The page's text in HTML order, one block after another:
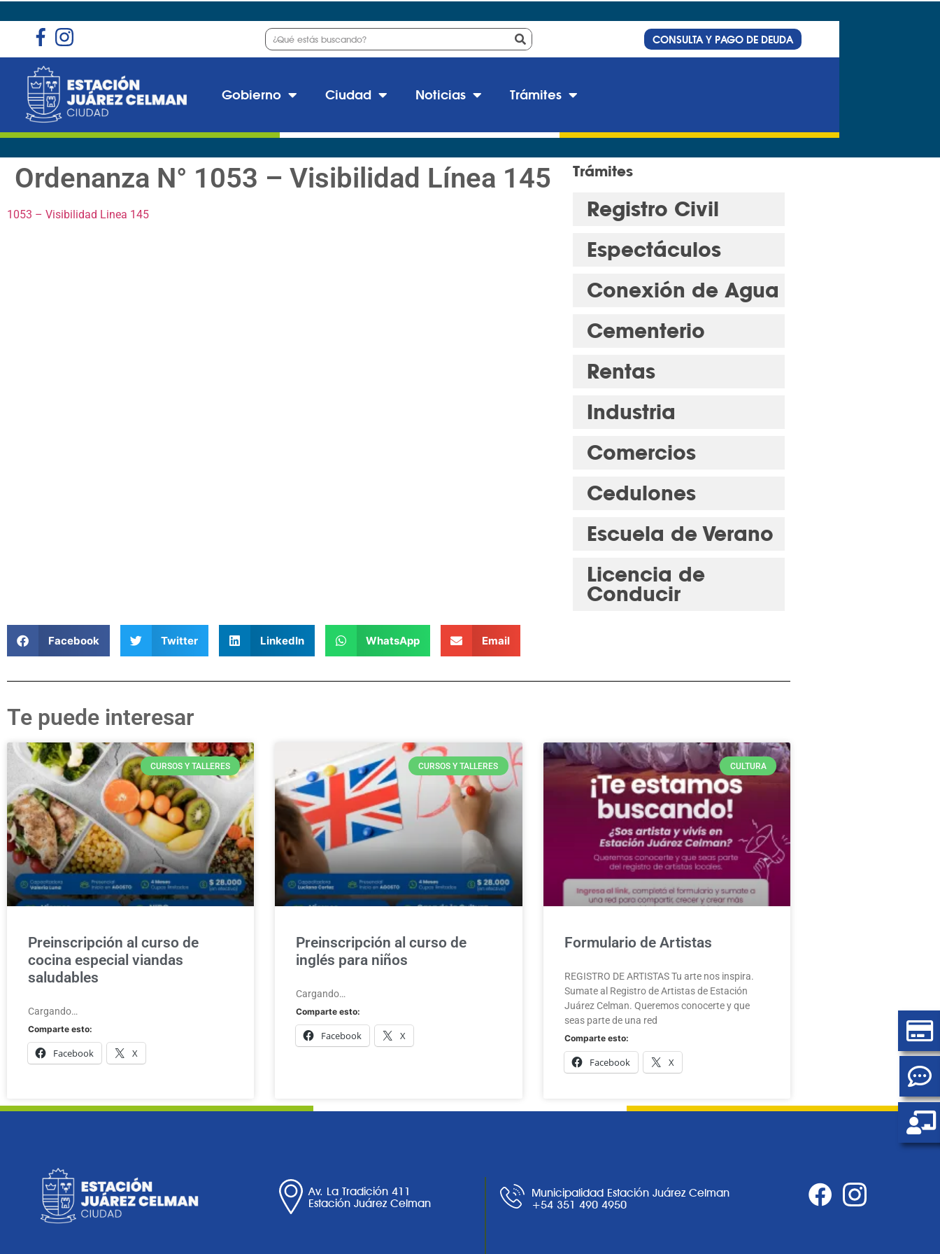
CONSULTA Y PAGO DE DEUDA
Gobierno Ciudad Noticias Trámites
Ordenanza N° 1053 – Visibilidad Línea 145
1053 – Visibilidad Linea 145
Trámites
Registro Civil
Espectáculos
Conexión de Agua
Cementerio
Rentas
Industria
Comercios
Cedulones
Escuela de Verano
Licencia de
Conducir
Facebook Twitter LinkedIn WhatsApp Email
Te puede interesar
CURSOS Y TALLERES
Preinscripción al curso de
cocina especial viandas
saludables
Cargando…
Comparte esto:
Facebook X
CURSOS Y TALLERES
Preinscripción al curso de
inglés para niños
Cargando…
Comparte esto:
Facebook X
CULTURA
Formulario de Artistas
REGISTRO DE ARTISTAS Tu arte nos inspira.
Sumate al Registro de Artistas de Estación
Juárez Celman. Queremos conocerte y que
seas parte de una red
Comparte esto:
Facebook X
Av. La Tradición 411
Estación Juárez Celman
Municipalidad Estación Juárez Celman
+54 351 490 4950